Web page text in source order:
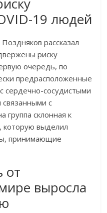
19 людей
рассказал
риску
очередь, по
предрасположенные
сердечно-сосудистыми
с
склонная к
которую выделил
принимающие
от
выросла